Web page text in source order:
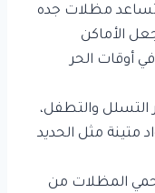
مظلات جده
الأماكن
أوقات الحر
التسلل والتطفل،
مثل الحديد
المظلات من